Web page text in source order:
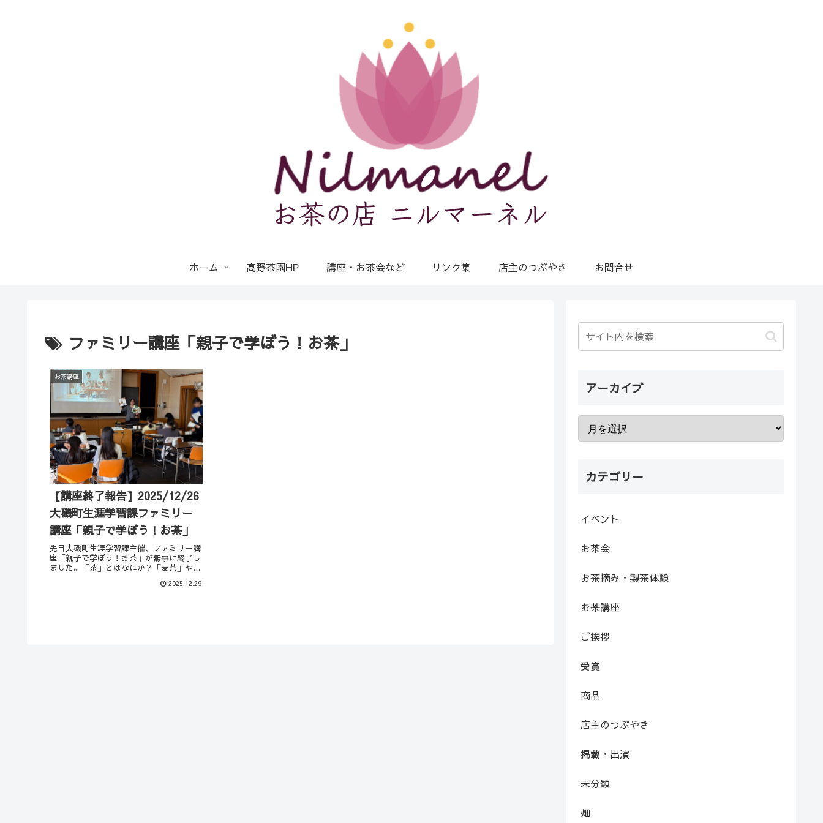
ホーム 髙野茶園HP 講座・お茶会など リンク集 店主のつぶやき お問合せ
ファミリー講座「親子で学ぼう！お茶」
お茶講座
【講座終了報告】2025/12/26
大磯町生涯学習課ファミリー
講座「親子で学ぼう！お茶」
先日大磯町生涯学習課主催、ファミリー講
座「親子で学ぼう！お茶」が無事に終了し
ました。「茶」とはなにか？「麦茶」や
は何が違う？茶はどうやって育っている？
2025.12.29
アーカイブ
カテゴリー
イベント
お茶会
お茶摘み・製茶体験
お茶講座
ご挨拶
受賞
商品
店主のつぶやき
掲載・出演
未分類
畑